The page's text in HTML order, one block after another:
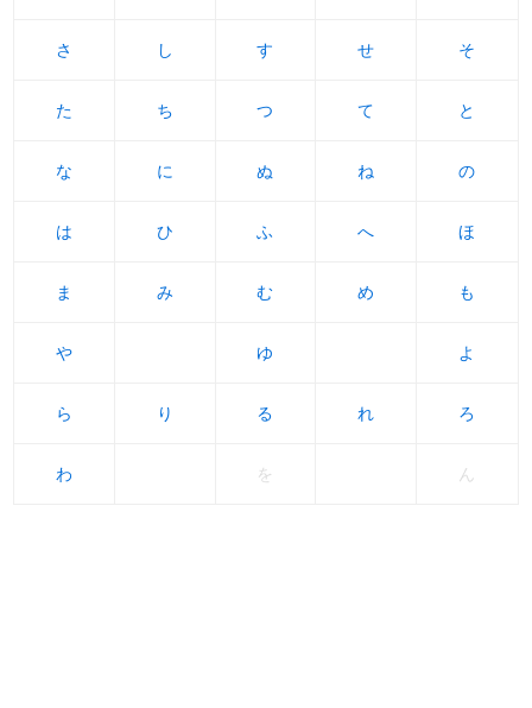
さ
さ し
し す
す せ
せ そ
そ
た
た ち
ち つ
つ て
て と
と
な
な に
に ぬ
ぬ ね
ね の
の
は
は ひ
ひ ふ
ふ へ
へ ほ
ほ
ま
ま み
み む
む め
め も
も
や
や ゆ
ゆ よ
よ
ら
ら り
り る
る れ
れ ろ
ろ
わ
わ を ん